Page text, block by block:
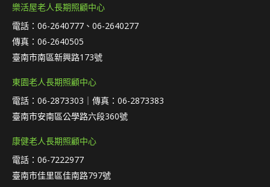
樂活屋老人長期照顧中心
電話：06-2640777、06-2640277
傳真：06-2640505
臺南市南區新興路173號
東園老人長期照顧中心
電話：06-2873303｜傳真：06-2873383
臺南市安南區公學路六段360號
康健老人長期照顧中心
電話：06-7222977
臺南市佳里區佳南路797號